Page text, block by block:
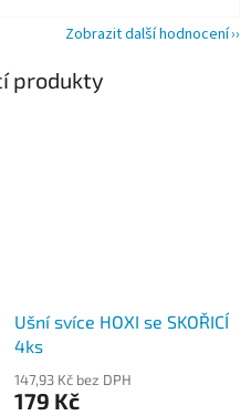
Zobrazit další hodnocení
produkty
Ušní svíce HOXI se SKOŘICÍ
4ks
147,93 Kč bez DPH
179 Kč